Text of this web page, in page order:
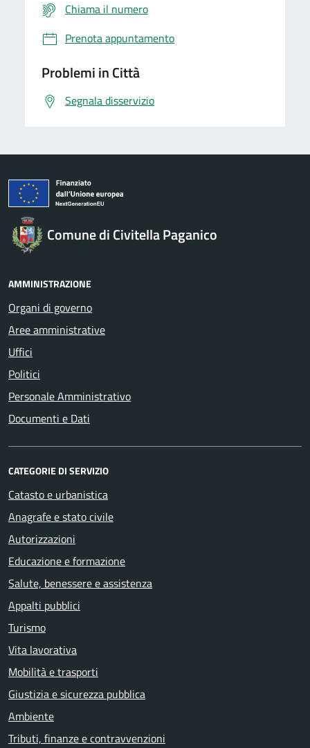
Chiama il numero
Prenota appuntamento
Problemi in Città
Segnala disservizio
Comune di Civitella Paganico
AMMINISTRAZIONE
Organi di governo
Aree amministrative
Uffici
Politici
Personale Amministrativo
Documenti e Dati
CATEGORIE DI SERVIZIO
Catasto e urbanistica
Anagrafe e stato civile
Autorizzazioni
Educazione e formazione
Salute, benessere e assistenza
Appalti pubblici
Turismo
Vita lavorativa
Mobilità e trasporti
Giustizia e sicurezza pubblica
Ambiente
Tributi, finanze e contravvenzioni